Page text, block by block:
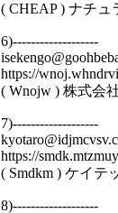
( CHEAP ) ナチュ
6)-------------------
https://
( Wnojw ) 株式会
7)-------------------
https://
( Smdkm ) ケイテ
8)-------------------